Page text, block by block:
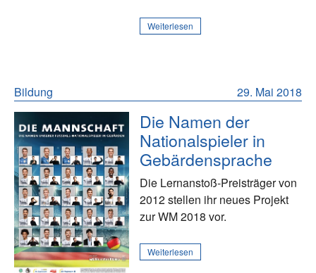
Weiterlesen
29. Mai 2018
Bildung
Die Namen der
Nationalspieler in
Gebärdensprache
Die Lernanstoß-Preisträger von
2012 stellen ihr neues Projekt
zur WM 2018 vor.
Weiterlesen